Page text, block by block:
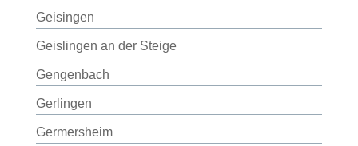
Geisingen
Geislingen an der Steige
Gengenbach
Gerlingen
Germersheim